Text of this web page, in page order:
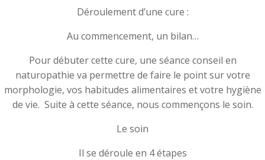
Déroulement d’une cure :
Au commencement, un bilan…
Pour débuter cette cure, une séance conseil en
naturopathie va permettre de faire le point sur votre
morphologie, vos habitudes alimentaires et votre hygiène
de vie. Suite à cette séance, nous commençons le soin.
Le soin
Il se déroule en 4 étapes